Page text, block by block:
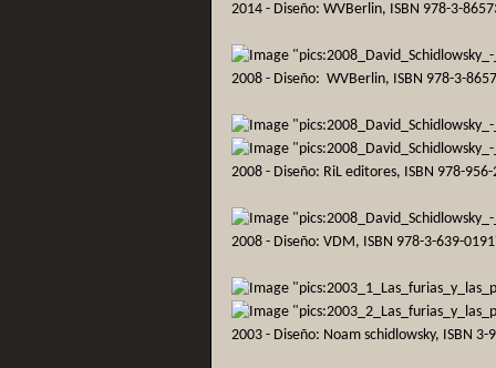
2014 - Diseño: WVBerlin, ISBN 978-3-
2008 - Diseño: WVBerlin, ISBN 978-3-
2008 - Diseño: RiL editores, ISBN 978-
2008 - Diseño: VDM, ISBN 978-3-639-
2003 - Diseño: Noam schidlowsky, ISBN 3-